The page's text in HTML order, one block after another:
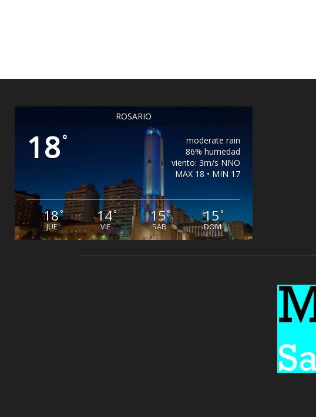
ROSARIO
18°
moderate rain
86% humedad
viento: 3m/s NNO
MAX 18 • MIN 17
18°
JUE
14°
VIE
15°
SAB
15°
DOM